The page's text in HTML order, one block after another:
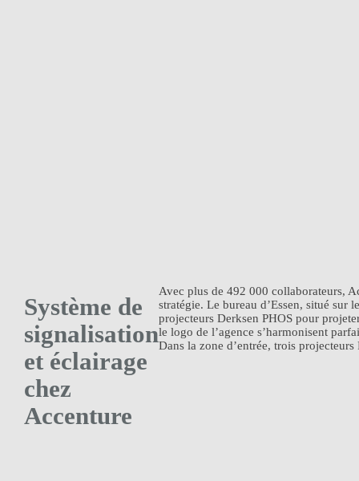
Système de
signalisation
et éclairage
chez
Accenture
Avec plus de 492 000 collaborateurs,
stratégie. Le bureau d’Essen, situé
projecteurs Derksen PHOS pour
le logo de l’agence s’harmonisent
Dans la zone d’entrée, trois